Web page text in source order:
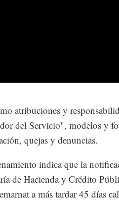
atribuciones y
del Servicio", modelos y
quejas y denuncias.
indica que la
de Hacienda y Crédito
a más tardar 45 días